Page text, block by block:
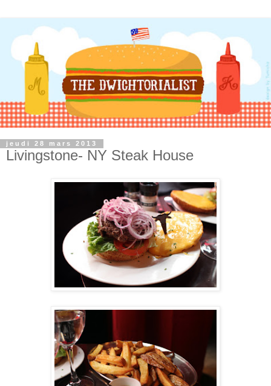
jeudi 28 mars 2013
Livingstone- NY Steak House